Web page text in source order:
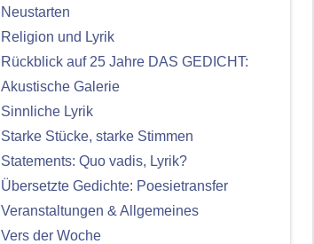
Neustarten
Religion und Lyrik
Rückblick auf 25 Jahre DAS GEDICHT:
Akustische Galerie
Sinnliche Lyrik
Starke Stücke, starke Stimmen
Statements: Quo vadis, Lyrik?
Übersetzte Gedichte: Poesietransfer
Veranstaltungen & Allgemeines
Vers der Woche